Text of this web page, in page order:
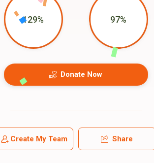
97%
129%
Donate Now
Create My Team Share